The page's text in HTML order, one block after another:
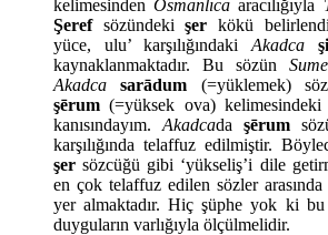
kelimesindenOsmanlıca aracılığıyla
Şerefsözündekişer kökü
yüce, ulu’ karşılığındaki Akadca
kaynaklanmaktadır. Bu sözün
Akadca
sarādum (=yüklemek)
şērum (=yüksek ova) kelimesindeki
kanısındayım. Akadcada şērum
karşılığında telaffuz edilmiştir.
şer sözcüğü gibi ‘yükseliş’i dile
en çok telaffuz edilen sözler arasında
yer almaktadır. Hiç şüphe yok ki
duyguların varlığıyla ölçülmelidir.